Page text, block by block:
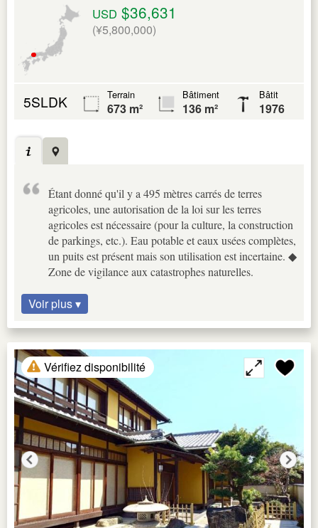
USD $36,631
(¥5,800,000)
5SLDK Terrain
673 m²
Bâtiment
136 m²
Bâtit
1976
Étant donné qu'il y a 495 mètres carrés de terres
agricoles, une autorisation de la loi sur les terres
agricoles est nécessaire (pour la culture, la construction
de parkings, etc.). Eau potable et eaux usées complètes,
un puits est présent mais son utilisation est incertaine. ◆
Zone de vigilance aux catastrophes naturelles.
Voir plus ▾
Vérifiez disponibilité